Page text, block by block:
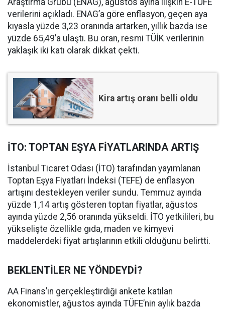
Araştırma Grubu (ENAG), ağustos ayına ilişkin E-TÜFE
verilerini açıkladı. ENAG’a göre enflasyon, geçen aya
kıyasla yüzde 3,23 oranında artarken, yıllık bazda ise
yüzde 65,49’a ulaştı. Bu oran, resmi TÜİK verilerinin
yaklaşık iki katı olarak dikkat çekti.
Kira artış oranı belli oldu
İTO: TOPTAN EŞYA FİYATLARINDA ARTIŞ
İstanbul Ticaret Odası (İTO) tarafından yayımlanan
Toptan Eşya Fiyatları İndeksi (TEFE) de enflasyon
artışını destekleyen veriler sundu. Temmuz ayında
yüzde 1,14 artış gösteren toptan fiyatlar, ağustos
ayında yüzde 2,56 oranında yükseldi. İTO yetkilileri, bu
yükselişte özellikle gıda, maden ve kimyevi
maddelerdeki fiyat artışlarının etkili olduğunu belirtti.
BEKLENTİLER NE YÖNDEYDİ?
AA Finans’ın gerçekleştirdiği ankete katılan
ekonomistler, ağustos ayında TÜFE’nin aylık bazda